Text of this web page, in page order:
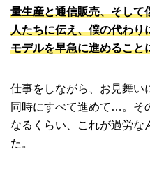
量生産と通信販売、そして
人たちに伝え、僕の代わり
モデルを早急に進めること
仕事をしながら、お見舞い
同時にすべて進めて…。そ
なるくらい、これが過労な
た。